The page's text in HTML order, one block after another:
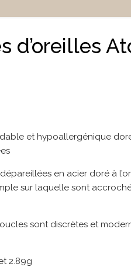
d’oreilles
et hypoallergénique doré
en acier doré à
sur laquelle sont
sont discrètes et
2.89g